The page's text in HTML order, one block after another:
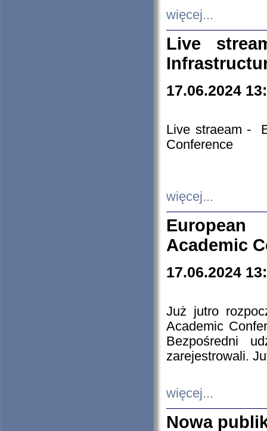
więcej...
Live
17.06.2024
Live straeam -
Conference
więcej...
European
Academic
17.06.2024
Już jutro
Academic
Bezpośredni
zarejestrowali.
więcej...
Nowa